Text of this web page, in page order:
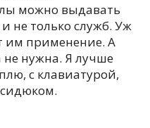
можно выдавать
не только служб. Уж
им применение. А
не нужна. Я лучше
с клавиатурой,